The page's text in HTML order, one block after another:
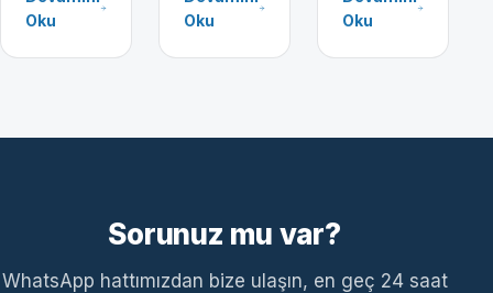
Oku
Oku
Oku
Sorunuz mu var?
WhatsApp hattımızdan bize ulaşın, en geç 24 saat